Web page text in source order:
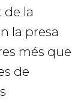
la
la presa
més que
de